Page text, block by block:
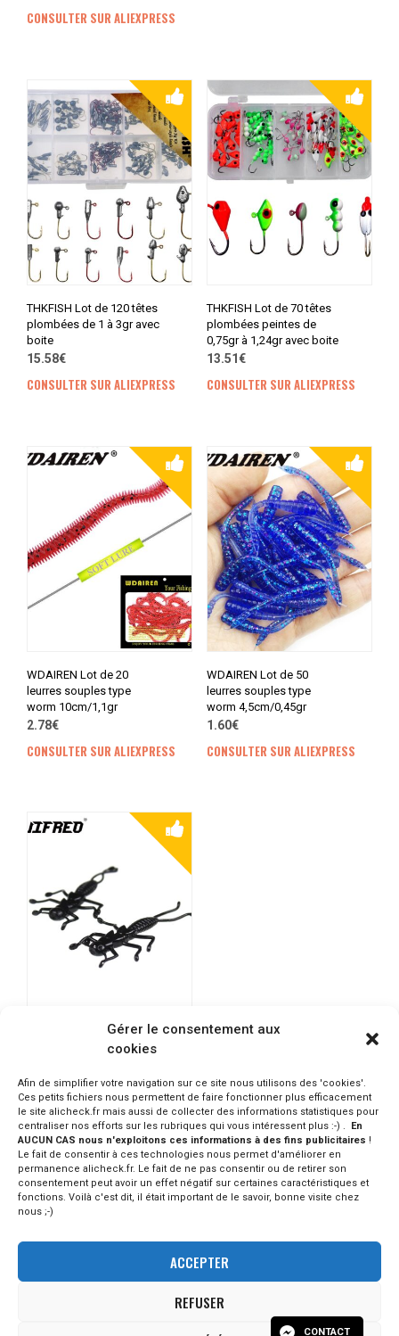
Gérer le consentement aux
cookies
Afin de simplifier votre navigation sur ce site nous utilisons des 'cookies'.
Ces petits fichiers nous permettent de faire fonctionner plus efficacement
le site alicheck.fr mais aussi de collecter des informations statistiques pour
centraliser nos efforts sur les rubriques qui vous intéressent plus :-) . En
AUCUN CAS nous n'exploitons ces informations à des fins publicitaires !
Le fait de consentir à ces technologies nous permet d'améliorer en
permanence alicheck.fr. Le fait de ne pas consentir ou de retirer son
consentement peut avoir un effet négatif sur certaines caractéristiques et
fonctions. Voilà c'est dit, il était important de le savoir, bonne visite chez
nous ;-)
ACCEPTER
REFUSER
CONSULTER SUR ALIEXPRESS
THKFISH Lot de 120 têtes
plombées de 1 à 3gr avec
boite
15.58€
CONSULTER SUR ALIEXPRESS
THKFISH Lot de 70 têtes
plombées peintes de
0,75gr à 1,24gr avec boite
13.51€
CONSULTER SUR ALIEXPRESS
WDAIREN Lot de 20
leurres souples type
worm 10cm/1,1gr
2.78€
CONSULTER SUR ALIEXPRESS
WDAIREN Lot de 50
leurres souples type
worm 4,5cm/0,45gr
1.60€
CONSULTER SUR ALIEXPRESS
WIFREO – 20 Créatures
2.00€
CONSULTER SUR ALIEXPRESS
© - 2023 Alicheck / tous droits réservés -
Version 1.2. Aucun produit n'est vendu par la plateforme